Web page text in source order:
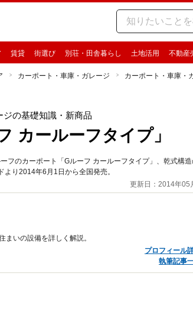
賃貸 街選び 別荘・田舎暮らし 土地活用 不動産
カーポート・車庫・ガレージ
カーポート・車庫・
ジの基礎知識・新商品
ールーフタイプ」
フのカーポート「Gルーフ カールーフタイプ」、乾式構
り2014年6月1日から全国発売。
更新日：2014年05
まいの設備を詳しく解説。
プロフィール
執筆記事